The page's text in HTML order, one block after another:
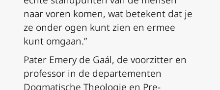
naar voren komen, wat betekent dat je
ze onder ogen kunt zien en ermee
kunt omgaan.”
Pater Emery de Gaál, de voorzitter en
professor in de departementen
Dogmatische Theologie en Pre-